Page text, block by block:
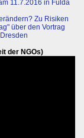
11.7.2016 in Fulda
Zu Risiken
über den Vortrag
der NGOs)